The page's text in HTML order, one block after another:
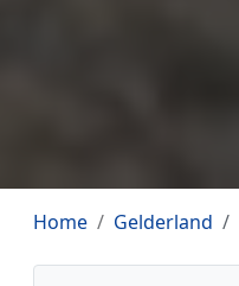
Home Gelderland